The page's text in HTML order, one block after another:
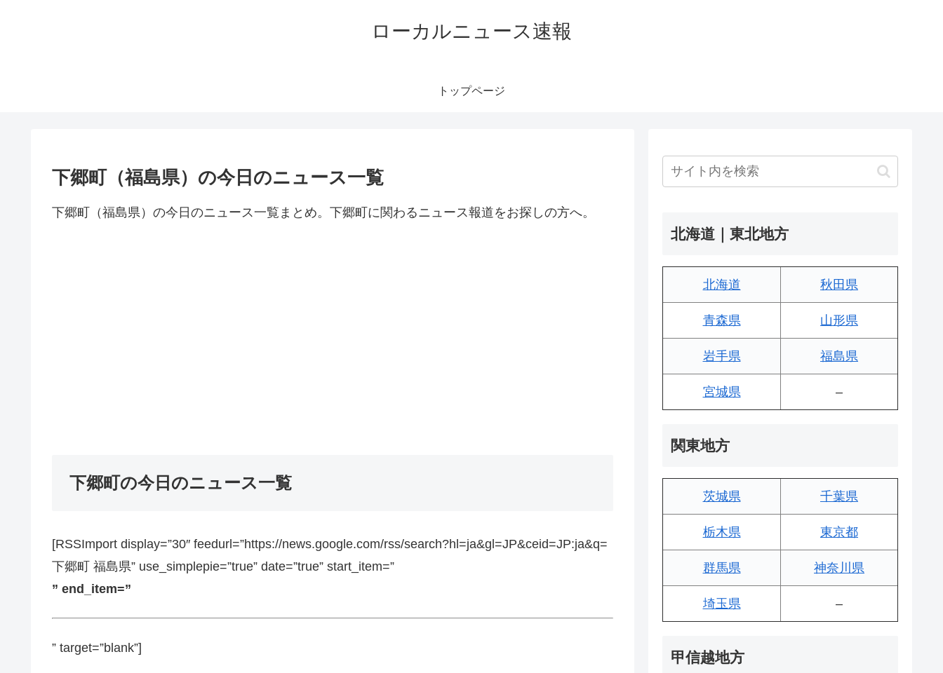
ローカルニュース速報
トップページ
下郷町（福島県）の今日のニュース一覧
下郷町（福島県）の今日のニュース一覧まとめ。下郷町に関わるニュース報道をお探しの方へ。
下郷町の今日のニュース一覧
[RSSImport display=”30″ feedurl=”https://news.google.com/rss/search?hl=ja&gl=JP&ceid=JP:ja&q=
下郷町 福島県” use_simplepie=”true” date=”true” start_item=”
” end_item=”
” target=”blank”]
北海道｜東北地方
北海道 秋田県
青森県 山形県
岩手県 福島県
宮城県 –
関東地方
茨城県 千葉県
栃木県 東京都
群馬県 神奈川県
埼玉県 –
甲信越地方